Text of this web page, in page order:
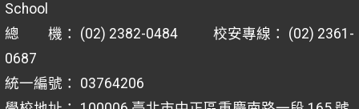
School
總 機： (02) 2382-0484 校安專線： (02) 2361-
0687
統一編號： 03764206